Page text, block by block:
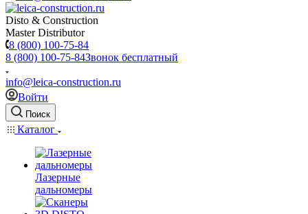
Disto & Construction
Master Distributor
8 (800) 100-75-84
8 (800) 100-75-84Звонок бесплатный
info@leica-construction.ru
Войти
Поиск
Каталог
Лазерные
дальномеры